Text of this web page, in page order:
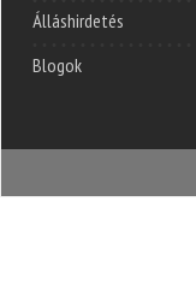
Álláshirdetés
Blogok